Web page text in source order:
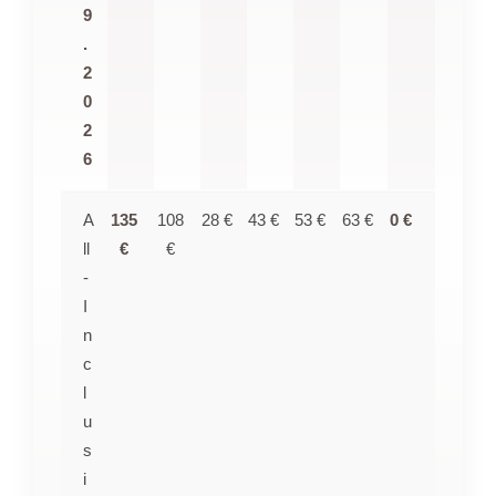
9
.
2
0
2
6
A
ll
-
I
n
c
l
u
s
i
135
€
108
€
28 € 43 € 53 € 63 € 0 €